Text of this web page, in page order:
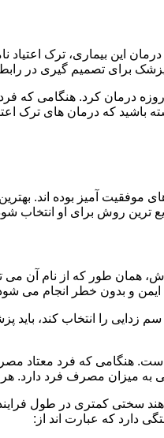
این بیماری، ترک
تصمیم گیری در
درمان کرد. هنگامی که
که درمان های ترک
آمیز بوده اند.
ترین روش برای او انتخاب
همان طور که از نام آن می
ایمن و بدون خطر انجام می
زدایی را انتخاب کند،
هنگامی که فرد معتاد
به میزان مصرف فرد دارد.
سختی کمتری در طول
دارد که عبارت اند از: